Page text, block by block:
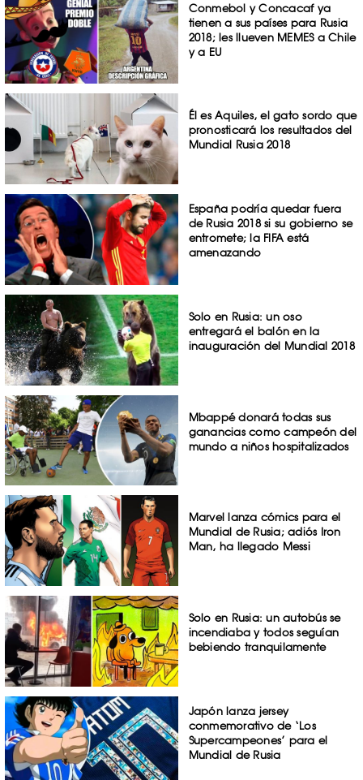
Conmebol y Concacaf ya
tienen a sus países para Rusia
2018; les llueven MEMES a Chile
y a EU
Él es Aquiles, el gato sordo que
pronosticará los resultados del
Mundial Rusia 2018
España podría quedar fuera
de Rusia 2018 si su gobierno se
entromete; la FIFA está
amenazando
Solo en Rusia: un oso
entregará el balón en la
inauguración del Mundial 2018
Mbappé donará todas sus
ganancias como campeón del
mundo a niños hospitalizados
Marvel lanza cómics para el
Mundial de Rusia; adiós Iron
Man, ha llegado Messi
Solo en Rusia: un autobús se
incendiaba y todos seguían
bebiendo tranquilamente
Japón lanza jersey
conmemorativo de ‘Los
Supercampeones’ para el
Mundial de Rusia